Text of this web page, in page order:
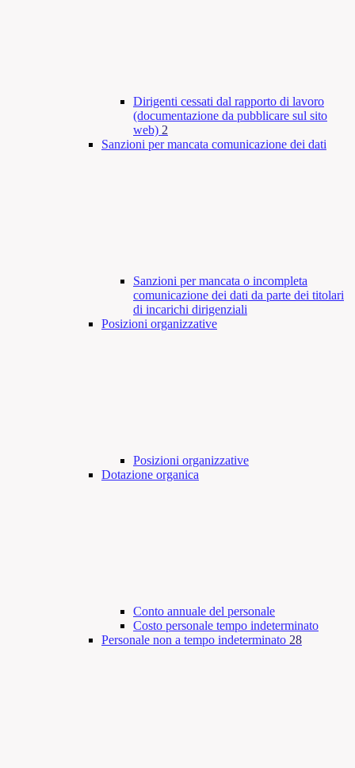
Dirigenti cessati dal rapporto di lavoro
(documentazione da pubblicare sul sito
web) 2
Sanzioni per mancata comunicazione dei dati
Sanzioni per mancata o incompleta
comunicazione dei dati da parte dei titolari
di incarichi dirigenziali
Posizioni organizzative
Posizioni organizzative
Dotazione organica
Conto annuale del personale
Costo personale tempo indeterminato
Personale non a tempo indeterminato 28